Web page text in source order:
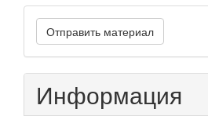
Отправить
материал
Отправить материал
Информация